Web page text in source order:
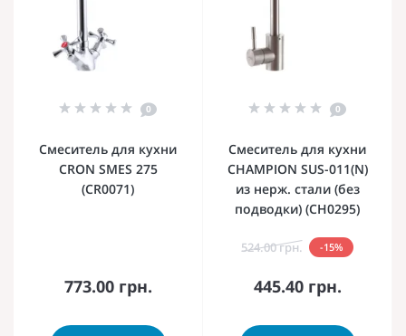
0
Смеситель для кухни
CRON SMES 275
(CR0071)
773.00 грн.
0
Смеситель для кухни
CHAMPION SUS-011(N)
из нерж. стали (без
подводки) (CH0295)
524.00 грн. -15%
445.40 грн.